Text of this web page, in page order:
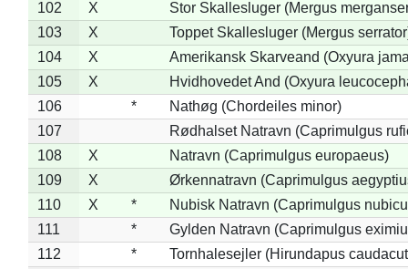
102 X
Stor Skallesluger (Mergus
103
X
Toppet Skallesluger (Mergus
104
X
Amerikansk Skarveand (Oxyura
105
X
Hvidhovedet And (Oxyura
106
*
Nathøg (Chordeiles minor)
107
Rødhalset Natravn (Caprimulgus
108
X
Natravn (Caprimulgus europaeus)
109
X
Ørkennatravn (Caprimulgus
110
X *
Nubisk Natravn (Caprimulgus
111
*
Gylden Natravn (Caprimulgus
112
*
Tornhalesejler (Hirundapus